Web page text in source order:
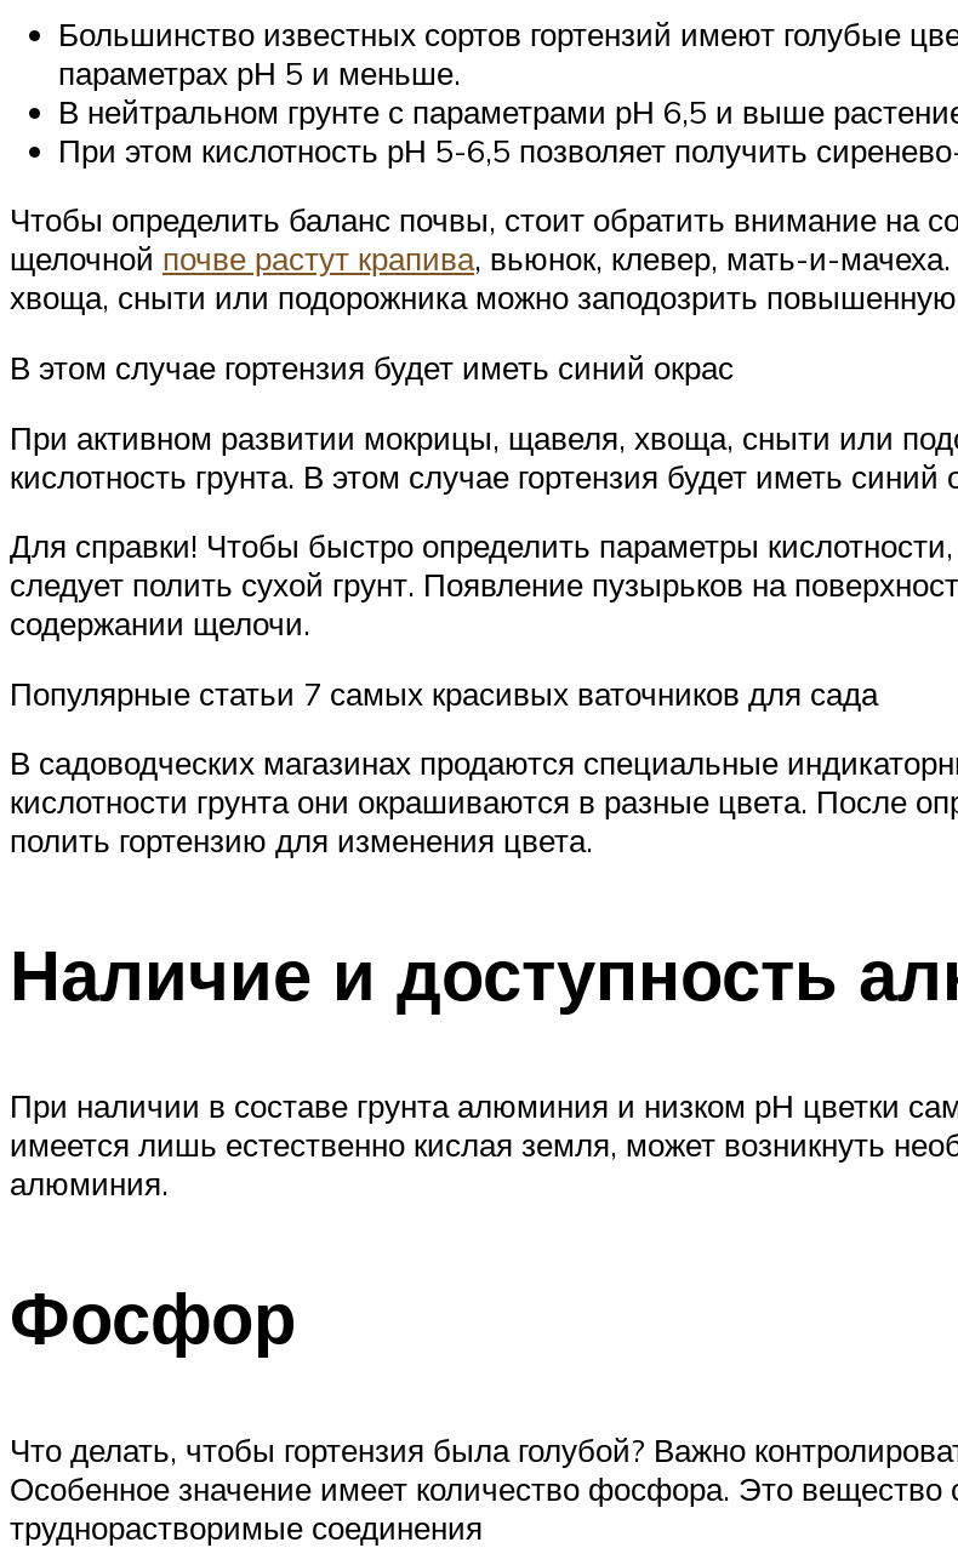
Большинство известных сортов гортензий имеют голубые
параметрах рН 5 и меньше.
В нейтральном грунте с параметрами рН 6,5 и выше
При этом кислотность рН 5-6,5 позволяет получить
Чтобы определить баланс почвы, стоит обратить внимание на
щелочной почве растут крапива, вьюнок, клевер, мать-и-
хвоща, сныти или подорожника можно заподозрить повышенную
В этом случае гортензия будет иметь синий окрас
При активном развитии мокрицы, щавеля, хвоща, сныти или
кислотность грунта. В этом случае гортензия будет иметь синий
Для справки! Чтобы быстро определить параметры
следует полить сухой грунт. Появление пузырьков на
содержании щелочи.
Популярные статьи 7 самых красивых ваточников для сада
В садоводческих магазинах продаются специальные
кислотности грунта они окрашиваются в разные цвета. После
полить гортензию для изменения цвета.
Наличие и доступность
При наличии в составе грунта алюминия и низком рН цветки
имеется лишь естественно кислая земля, может возникнуть
алюминия.
Фосфор
Что делать, чтобы гортензия была голубой? Важно
Особенное значение имеет количество фосфора. Это
труднорастворимые соединения